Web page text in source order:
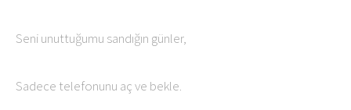
Seni unuttuğumu sandığın günler,
Sadece telefonunu aç ve bekle.